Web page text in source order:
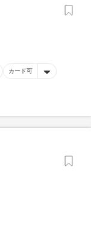
カード可